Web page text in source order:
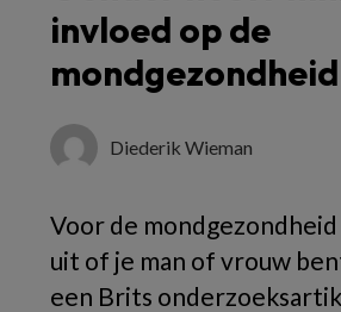
invloed op de
mondgezondheid
Diederik Wieman
Voor de
uit of je man of vrouw
een Brits